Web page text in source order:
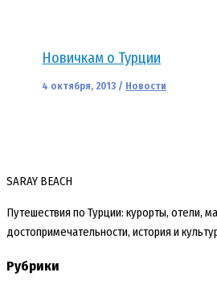
Новичкам о Турции
4 октября, 2013 / Новости
SARAY BEACH
Путешествия по Турции: курорты, отели,
достопримечательности, история и
Рубрики